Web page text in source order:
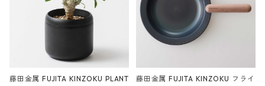
藤田金属 FUJITA KINZOKU PLANT
藤田金属 FUJITA KINZOKU フライ